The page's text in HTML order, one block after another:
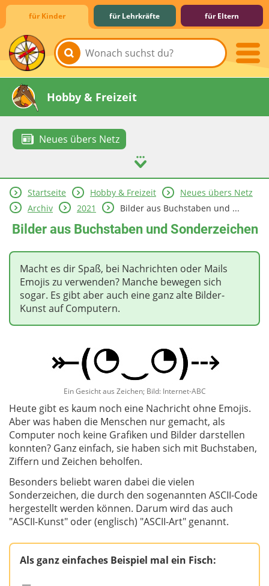
für Kinder für Lehrkräfte für Eltern
Lernen & Schule
Hobby & Freizeit
Neues übers Netz
Spiel & Spaß
Mitreden & Mitmachen
Startseite Hobby & Freizeit
Neues übers Netz
Archiv
2021 Bilder aus Buchstaben und ...
Bilder aus Buchstaben und Sonderzeichen
Macht es dir Spaß, bei Nachrichten oder Mails
Emojis zu verwenden? Manche bewegen sich
sogar. Es gibt aber auch eine ganz alte Bilder-
Kunst auf Computern.
Ein Gesicht aus Zeichen; Bild: Internet-ABC
Heute gibt es kaum noch eine Nachricht ohne Emojis.
Aber was haben die Menschen nur gemacht, als
Computer noch keine Grafiken und Bilder darstellen
konnten? Ganz einfach, sie haben sich mit Buchstaben,
Ziffern und Zeichen beholfen.
Besonders beliebt waren dabei die vielen
Sonderzeichen, die durch den sogenannten ASCII-Code
hergestellt werden können. Darum wird das auch
"ASCII-Kunst" oder (englisch) "ASCII-Art" genannt.
Als ganz einfaches Beispiel mal ein Fisch: